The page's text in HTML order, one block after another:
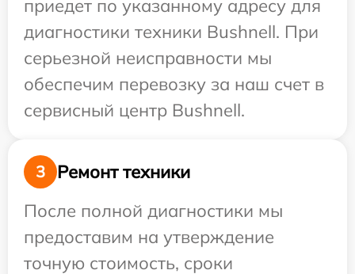
приедет по указанному адресу для
диагностики техники Bushnell. При
серьезной неисправности мы
обеспечим перевозку за наш счет в
сервисный центр Bushnell.
3
Ремонт техники
После полной диагностики мы
предоставим на утверждение
точную стоимость, сроки